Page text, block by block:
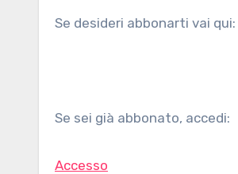
Se desideri abbonarti vai qui:
Se sei già abbonato, accedi:
Accesso